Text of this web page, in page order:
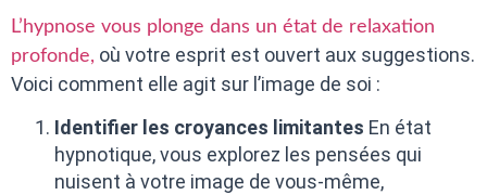
L’hypnose vous plonge dans un état de relaxation
profonde, où votre esprit est ouvert aux suggestions.
Voici comment elle agit sur l’image de soi :
Identifier les croyances limitantes En état
hypnotique, vous explorez les pensées qui
nuisent à votre image de vous-même,